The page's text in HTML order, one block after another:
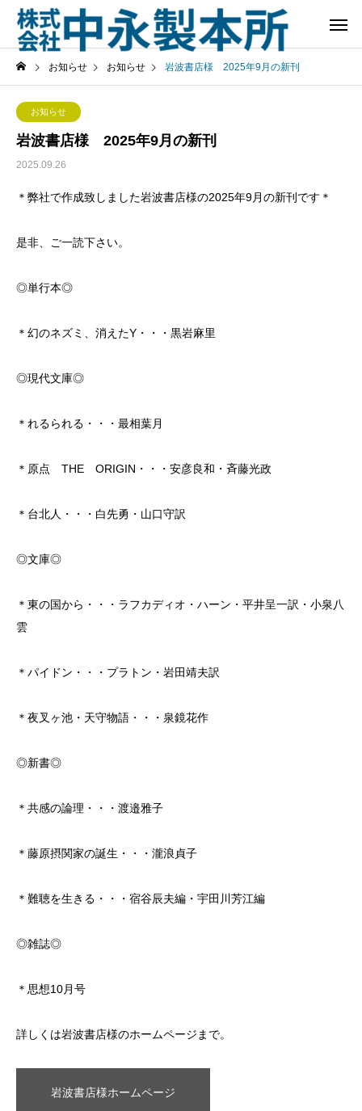
お知らせ お知らせ 岩波書店様 2025年9月の新刊
お知らせ
岩波書店様 2025年9月の新刊
2025.09.26
＊弊社で作成致しました岩波書店様の2025年9月の新刊です＊
是非、ご一読下さい。
◎単行本◎
＊幻のネズミ、消えたY・・・黒岩麻里
◎現代文庫◎
＊れるられる・・・最相葉月
＊原点 THE ORIGIN・・・安彦良和・斉藤光政
＊台北人・・・白先勇・山口守訳
◎文庫◎
＊東の国から・・・ラフカディオ・ハーン・平井呈一訳・小泉八
雲
＊パイドン・・・プラトン・岩田靖夫訳
＊夜叉ヶ池・天守物語・・・泉鏡花作
◎新書◎
＊共感の論理・・・渡邉雅子
＊藤原摂関家の誕生・・・瀧浪貞子
＊難聴を生きる・・・宿谷辰夫編・宇田川芳江編
◎雑誌◎
＊思想10月号
詳しくは岩波書店様のホームページまで。
岩波書店様ホームページ